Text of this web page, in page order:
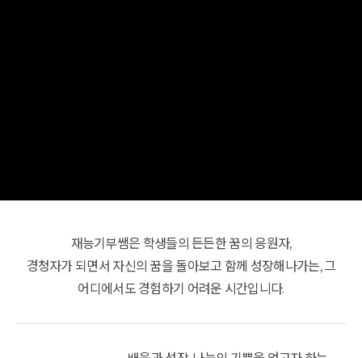
재능기부쌤은 학생들의 든든한 꿈의 응원자,
경청자가 되면서 자신의 꿈을 돌아보고 함께 성장해나가는, 그
어디에서도 경험하기 어려운 시간입니다.